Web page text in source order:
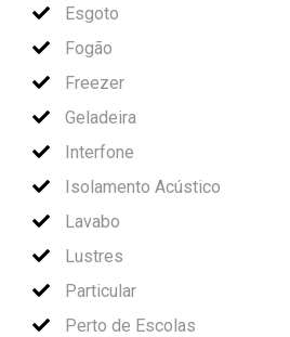
Esgoto
Fogão
Freezer
Geladeira
Interfone
Isolamento Acústico
Lavabo
Lustres
Particular
Perto de Escolas